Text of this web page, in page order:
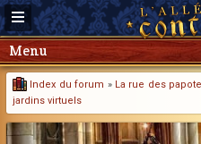
Menu
Index du forum » La rue des
jardins virtuels